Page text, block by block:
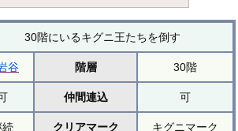
30階にいるキグニ王たちを倒す
谷 階層 30階
仲間連込 可
続 クリアマーク キグニマーク